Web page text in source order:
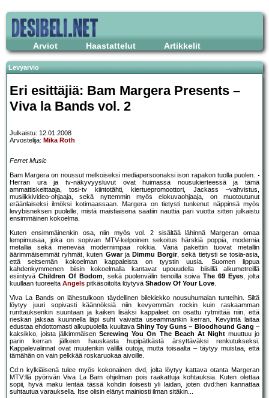
Arviot Haastattelut Artikkelit
Levyarvio
Eri esittäjiä: Bam Margera Presents –
Viva la Bands vol. 2
Julkaistu: 12.01.2008
Arvostelija: Mika Roth
Ferret Music
Bam Margera on noussut melkoiseksi mediapersoonaksi ison rapakon tuolla puolen.
Herran ura ja tv-näkyvyysluvut ovat huimassa nousukierteessä ja tämä
ammattiskeittaaja, tosi-tv kiintotähti, kiertuepromoottori, Jackass –vahvistus,
musiikkivideo-ohjaaja, sekä nyttemmin myös elokuvaohjaaja, on muotoutunut
eräänlaiseksi ilmöksi kotimaassaan. Margera on tietysti tunkenut näppinsä myös
levybisneksen puolelle, mistä maistiaisena saatiin nauttia pari vuotta sitten julkaistu
ensimmäinen kokoelma.
Kuten ensimmäinenkin osa, niin myös vol. 2 sisältää lähinnä Margeran omaa
lempimusaa, joka on sopivan MTV-kelpoinen sekoitus härskiä poppia, modernia
metallia sekä menevää modernimpaa rokkia. Väriä pakettiin tuovat metallin
äärimmäisemmät ryhmät, kuten Gwarja Dimmu Borgir, sekä tietysti se tosia-asia,
että seitsemän kokoelman kappaleista on tyystin uusia. Suomen lippua
kahdenkymmenen biisin kokoelmalla kantavat upouudella biisillä alkumetreillä
esiintyvä Children Of Bodom, sekä puolenvälin tienoilla soiva The 69 Eyes, jolta
kuullaan tuoreelta Angels pitkäsoitolta löytyvä Shadow Of Your Love.
Viva La Bands on lähestulkoon täydellinen bilekiekko nousuhumalan tunteihin. Siltä
löytyy juuri sopivasti käännöksiä niin kevyemmän rockin kuin raskaamman
runttauksenkin suuntaan ja kaiken lisäksi kappaleet on osattu rytmittää niin, että
rieskan jaksaa kuunnella läpi suht vaivatta useammankin kerran. Kevyintä laitaa
edustaa ehdottomasti alkupuolella kuultava Shiny Toy Guns – Bloodhound Gang –
kaksikko, joista jälkimmäisenScrewing You On The Beach At Nightmuuttuu jo
parin kerran jälkeen hauskasta hupipätkästä ärsyttäväksi renkutukseksi.
Kappalevalinnat ovat muutenkin välillä outoja, mutta toisaalta – täytyy muistaa, että
tämähän on vain pelkkää roskaruokaa aivoille.
Cd:n kylkiäisenä tulee myös kokonainen dvd, jolta löytyy kattava otanta Margeran
MTV:llä pyörivän Viva La Bam ohjelman pois raakattuja kohtauksia. Kuten olettaa
sopii, hyvä maku lentää tässä kohdin iloisesti yli laidan, joten dvd:hen kannattaa
suhtautua varauksella. Itse olisin elänyt mainiosti ilman sitäkin...